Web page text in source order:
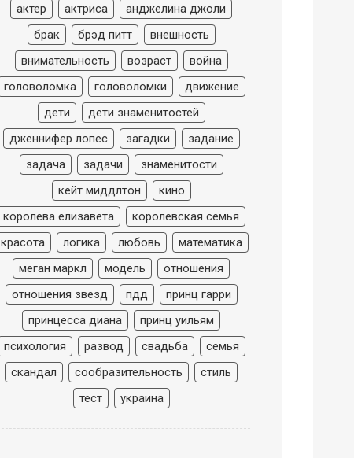
актер актриса
анджелина джоли
брак
брэд питт
внешность
внимательность
возраст
война
головоломка
головоломки
движение
дети
дети знаменитостей
дженнифер лопес
загадки
задание
задача
задачи
знаменитости
кейт миддлтон
кино
королева елизавета
королевская семья
красота
логика любовь
математика
меган маркл
модель
отношения
отношения звезд
пдд
принц гарри
принцесса диана
принц уильям
психология
развод свадьба
семья
скандал
сообразительность
стиль
тест
украина